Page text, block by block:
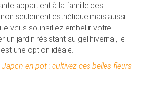
appartient à la famille des
seulement esthétique mais aussi
vous souhaitiez embellir votre
un jardin résistant au gel hivernal, le
une option idéale.
Japon en pot : cultivez ces belles fleurs